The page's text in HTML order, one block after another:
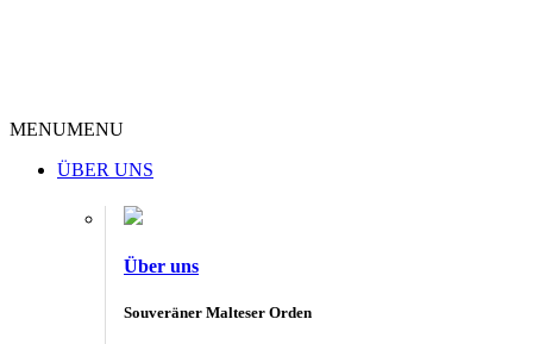
MENUMENU
ÜBER UNS
Über uns
Souveräner Malteser Orden